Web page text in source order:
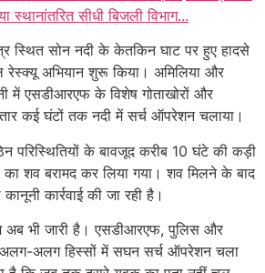
स्थानांतरित सीधी बिजली विभाग...
स्थित सोन नदी के केतकिन घाट पर हुए हादसे
रेस्क्यू अभियान शुरू किया। अमिलिया और
में एसडीआरएफ के विशेष गोताखोरों और
कई घंटों तक नदी में सर्च ऑपरेशन चलाया।
परिस्थितियों के बावजूद करीब 10 घंटे की कड़ी
शव बरामद कर लिया गया। शव मिलने के बाद
कार्रवाई की जा रही है।
अब भी जारी है। एसडीआरएफ, पुलिस और
अलग-अलग हिस्सों में सघन सर्च ऑपरेशन चला